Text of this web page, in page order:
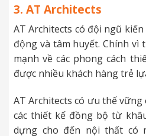
3. AT Architects
AT Architects có đội ngũ
động và tâm huyết. Chính vì
mạnh về các phong cách
được nhiều khách hàng trẻ
AT Architects có ưu thế vững
các thiết kế đồng bộ từ
dựng cho đến nội thất có